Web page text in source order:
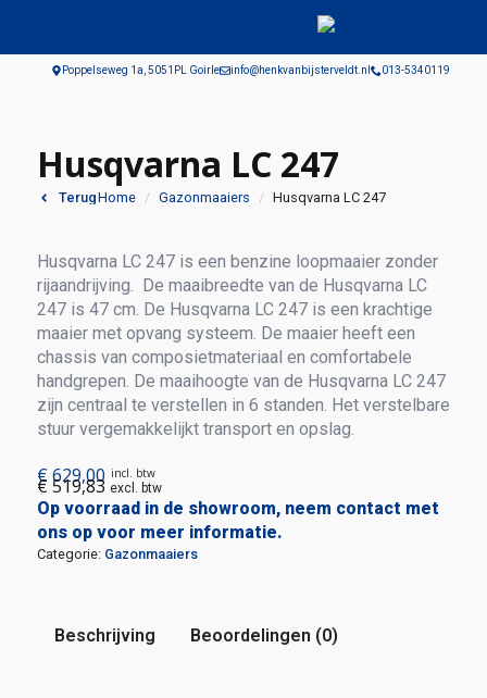
Poppelseweg 1a, 5051PL Goirle info@henkvanbijsterveldt.nl 013-5340119
Husqvarna LC 247
TerugHome Gazonmaaiers Husqvarna LC 247
Husqvarna LC 247 is een benzine loopmaaier zonder
rijaandrijving. De maaibreedte van de Husqvarna LC
247 is 47 cm. De Husqvarna LC 247 is een krachtige
maaier met opvang systeem. De maaier heeft een
chassis van composietmateriaal en comfortabele
handgrepen. De maaihoogte van de Husqvarna LC 247
zijn centraal te verstellen in 6 standen. Het verstelbare
stuur vergemakkelijkt transport en opslag.
€629,00 incl. btw
€ 519,83 excl. btw
Op voorraad in de showroom, neem contact met
ons op voor meer informatie.
Categorie: Gazonmaaiers
Beschrijving Beoordelingen (0)